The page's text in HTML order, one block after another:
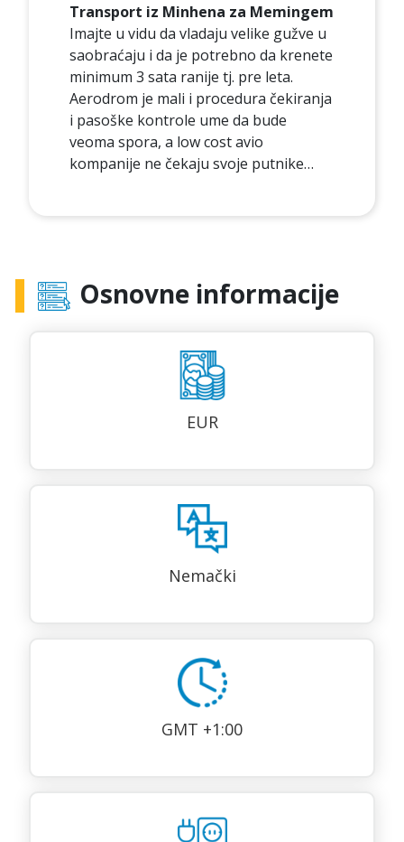
Transport iz Minhena za Memingem
Imajte u vidu da vladaju velike gužve u
saobraćaju i da je potrebno da krenete
minimum 3 sata ranije tj. pre leta.
Aerodrom je mali i procedura čekiranja
i pasoške kontrole ume da bude
veoma spora, a low cost avio
kompanije ne čekaju svoje putnike…
Osnovne informacije
EUR
Nemački
GMT +1:00